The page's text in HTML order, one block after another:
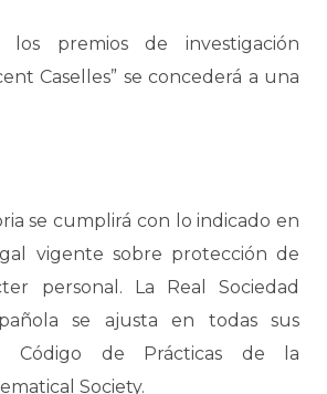
premios de investigación
Caselles” se concederá a una
se cumplirá con lo indicado en
vigente sobre protección de
personal. La Real Sociedad
se ajusta en todas sus
Código de Prácticas de la
Society.